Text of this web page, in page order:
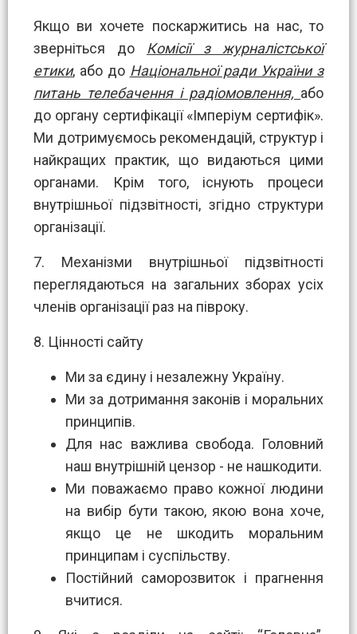
Якщо ви хочете поскаржитись на нас, то
зверніться до Комісії з журналістської
етики, або до Національної ради України з
питань телебачення і радіомовлення, або
до органу сертифікації «Імперіум сертифік».
Ми дотримуємось рекомендацій, структур і
найкращих практик, що видаються цими
органами. Крім того, існують процеси
внутрішньої підзвітності, згідно структури
організації.
7. Механізми внутрішньої підзвітності
переглядаються на загальних зборах усіх
членів організації раз на півроку.
8. Цінності сайту
Ми за єдину і незалежну Україну.
Ми за дотримання законів і моральних
принципів.
Для нас важлива свобода. Головний
наш внутрішній цензор - не нашкодити.
Ми поважаємо право кожної людини
на вибір бути такою, якою вона хоче,
якщо це не шкодить моральним
принципам і суспільству.
Постійний саморозвиток і прагнення
вчитися.